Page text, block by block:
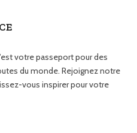
votre passeport pour des
du monde. Rejoignez notre
vous inspirer pour votre